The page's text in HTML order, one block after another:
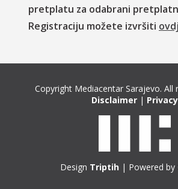
pretplatu za odabrani
Registraciju možete izvršiti
Copyright Mediacentar Sarajevo. All
Disclaimer | Privacy
Design Triptih| Powered by